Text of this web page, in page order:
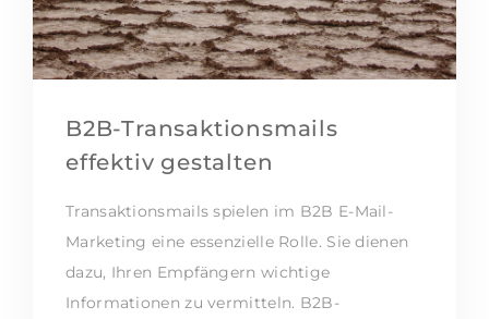
B2B-Transaktionsmails
effektiv gestalten
Transaktionsmails spielen im B2B E-Mail-
Marketing eine essenzielle Rolle. Sie dienen
dazu, Ihren Empfängern wichtige
Informationen zu vermitteln. B2B-